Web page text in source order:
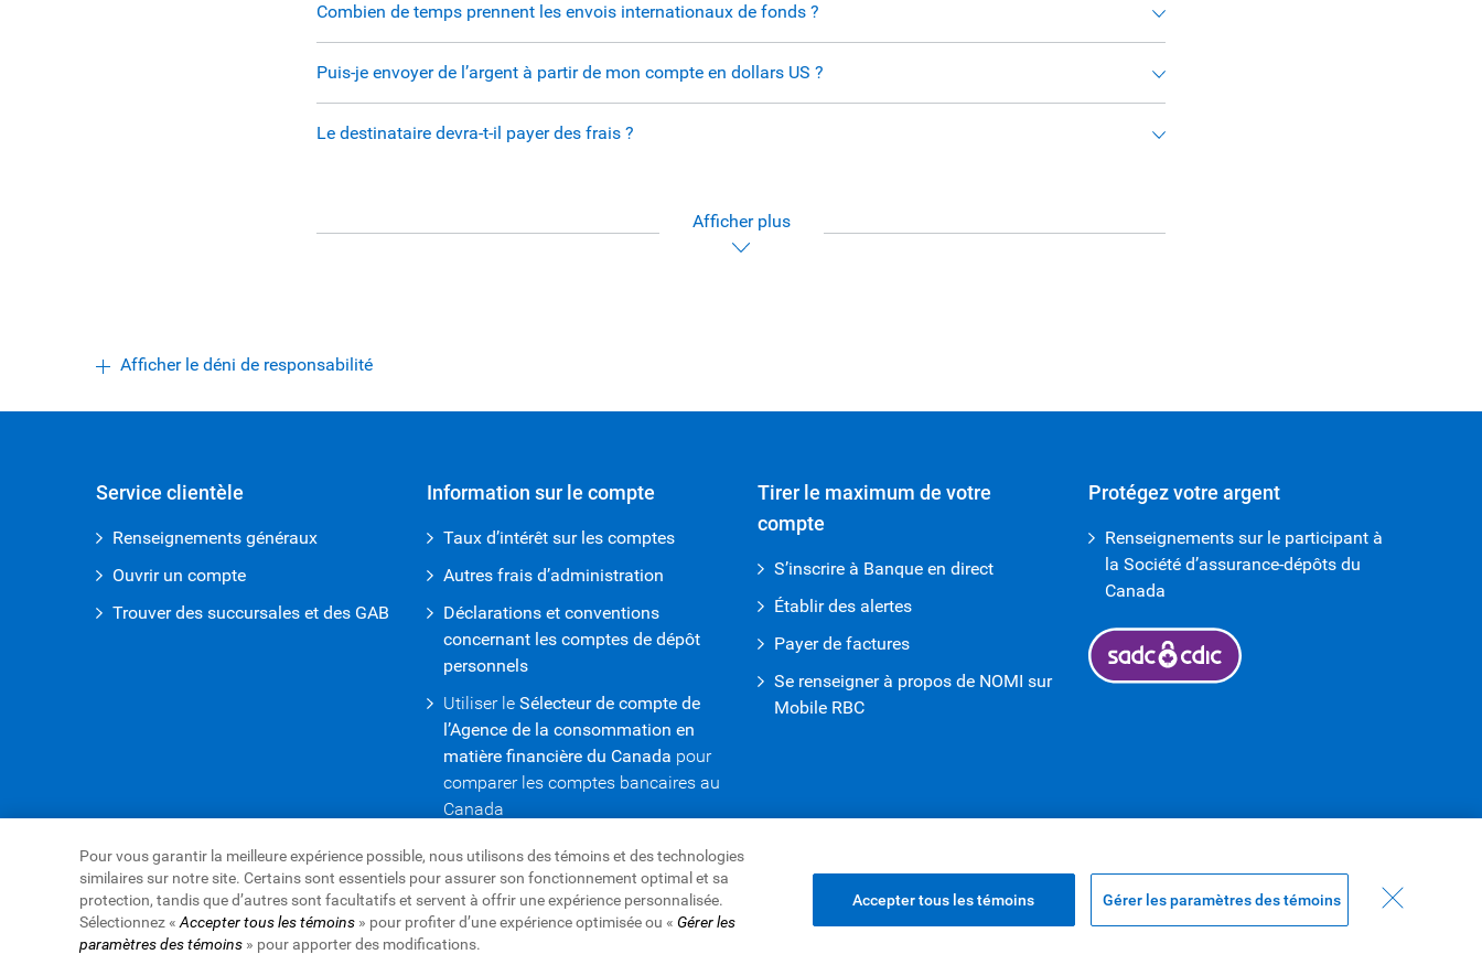
Combien de temps prennent les envois internationaux de fonds ?
Puis-je envoyer de l’argent à partir de mon compte en dollars US ?
Le destinataire devra-t-il payer des frais ?
Afficher
Afficher le déni de responsabilité
Service clientèle
Renseignements généraux
Ouvrir un compte
Trouver des succursales et des GAB
Information sur le compte
Taux d’intérêt sur les comptes
Autres frais d’administration
Déclarations et conventions
concernant les comptes de dépôt
personnels
Utiliser le Sélecteur de compte de
l’Agence de la consommation en
matière financière du Canada pour
comparer les comptes bancaires au
Canada
Tirer le maximum de votre
compte
S’inscrire à Banque en direct
Établir des alertes
Payer de factures
Se renseigner à propos de NOMI sur
Mobile RBC
Protégez votre argent
Renseignements sur le participant à
la Société d’assurance-dépôts du
Canada
Site Web de la Banque Royale du Canada,© 1995-2026
Conditions d’utilisation
Accessibilité
Pour vous garantir la meilleure expérience possible, nous utilisons des témoins et des technologies
similaires sur notre site. Certains sont essentiels pour assurer son fonctionnement optimal et sa
protection, tandis que d’autres sont facultatifs et servent à offrir une expérience personnalisée.
Sélectionnez « Accepter tous les témoins » pour profiter d’une expérience optimisée ou « Gérer les
paramètres des témoins » pour apporter des modifications.
Gérer les paramètres des témoins
Accepter tous les témoins